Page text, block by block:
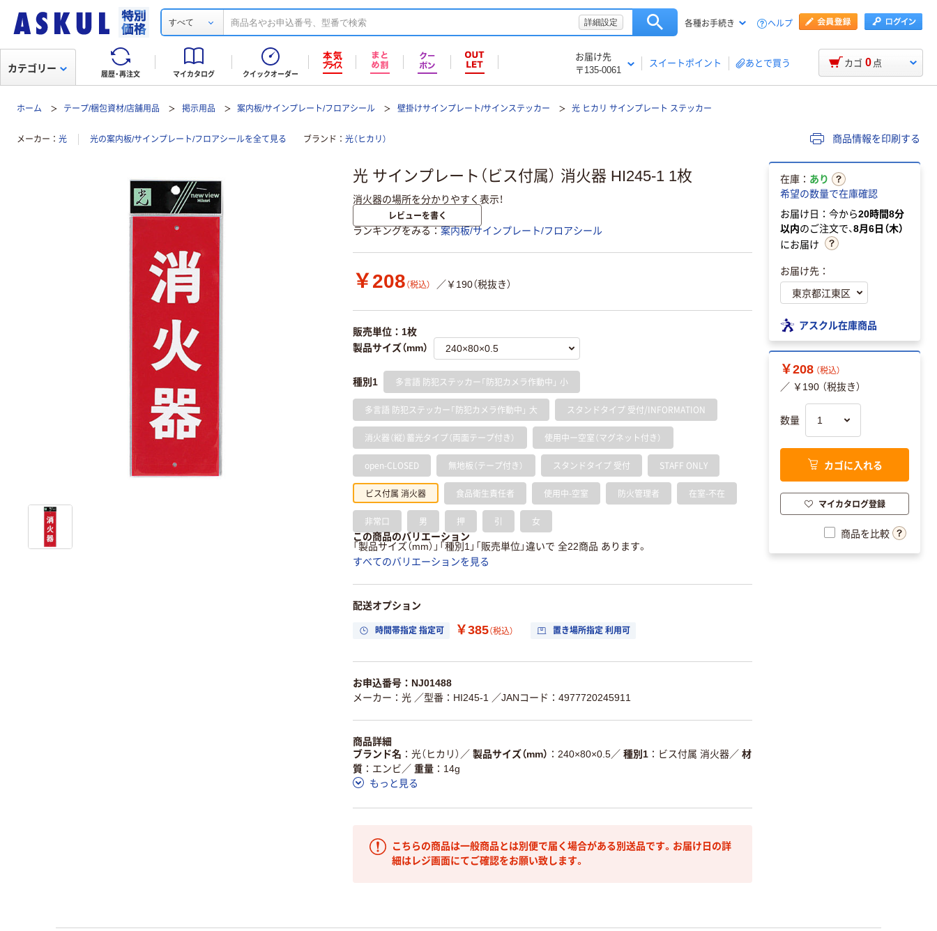
すべて 詳細設定 各種お手続き ヘルプ
履歴・再注文 マイカタログ クイックオーダー
お届け先
〒135-0061
スイートポイント あとで買う
カテゴリー カゴ 0 点
ホーム テープ/梱包資材/店舗用品 掲示用品 案内板/サインプレート/フロアシール 壁掛けサインプレート/サインステッカー 光 ヒカリ サインプレート ステッカー
メーカー 光 光の案内板/サインプレート/フロアシールを全て見る ブランド 光（ヒカリ） 商品情報を印刷する
光 サインプレート（ビス付属） 消火器 HI245-1 1枚
消火器の場所を分かりやすく表示！
レビューを書く
ランキングをみる 案内板/サインプレート/フロアシール
￥208 （税込） ／￥190（税抜き）
販売単位：1枚
製品サイズ（mm）
種別1 多言語 防犯ステッカー「防犯カメラ作動中」 小
多言語 防犯ステッカー「防犯カメラ作動中」 大 スタンドタイプ 受付/INFORMATION
消火器（縦）蓄光タイプ（両面テープ付き） 使用中ー空室（マグネット付き）
open-CLOSED 無地板（テープ付き） スタンドタイプ 受付 STAFF ONLY
ビス付属 消火器 食品衛生責任者 使用中-空室 防火管理者 在室-不在
非常口 男 押 引 女
この商品のバリエーション
「製品サイズ（mm）」「種別1」「販売単位」違いで 全22商品 あります。
すべてのバリエーションを見る
配送オプション
時間帯指定 指定可 ￥385（税込） 置き場所指定 利用可
お申込番号：NJ01488
メーカー：光 ／型番：HI245-1 ／JANコード：4977720245911
商品詳細
ブランド名
光（ヒカリ） ／ 製品サイズ（mm） 240×80×0.5／ 種別1 ビス付属 消火器／ 材
質
エンビ ／ 重量
14g
もっと見る
こちらの商品は一般商品とは別便で届く場合がある別送品です。お届け日の詳
細はレジ画面にてご確認をお願い致します。
在庫： あり
希望の数量で在庫確認
お届け日：今から20時間8分
以内のご注文で、8月6日（木）
にお届け
お届け先：
アスクル在庫商品
￥208 （税込）
／ ￥190 （税抜き）
数量
カゴに入れる
マイカタログ登録
商品を比較